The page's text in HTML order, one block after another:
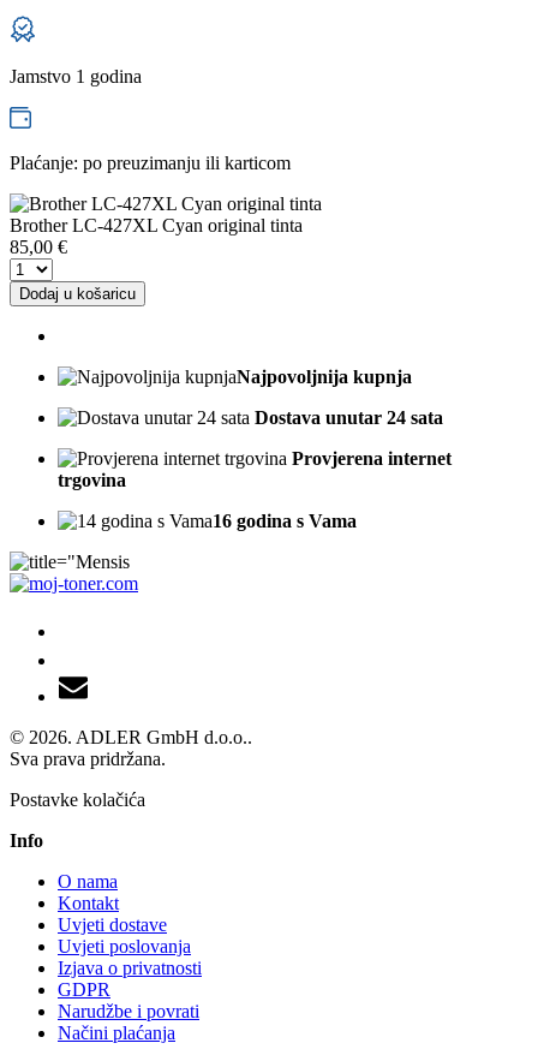
Jamstvo 1 godina
Plaćanje: po preuzimanju ili karticom
Brother LC-427XL Cyan original tinta
85,00 €
Dodaj u košaricu
Najpovoljnija kupnja
Dostava unutar 24 sata
Provjerena internet
trgovina
16 godina s Vama
© 2026. ADLER GmbH d.o.o..
Sva prava pridržana.
Postavke kolačića
Info
O nama
Kontakt
Uvjeti dostave
Uvjeti poslovanja
Izjava o privatnosti
GDPR
Narudžbe i povrati
Načini plaćanja